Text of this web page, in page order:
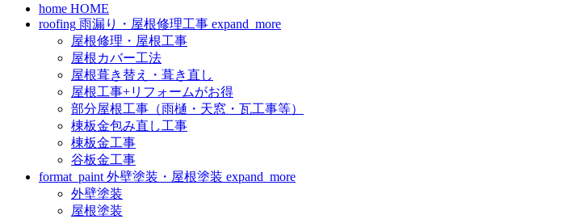
home HOME
roofing 雨漏り・屋根修理工事 expand_more
屋根修理・屋根工事
屋根カバー工法
屋根葺き替え・葺き直し
屋根工事+リフォームがお得
部分屋根工事（雨樋・天窓・瓦工事等）
棟板金包み直し工事
棟板金工事
谷板金工事
format_paint 外壁塗装・屋根塗装 expand_more
外壁塗装
屋根塗装